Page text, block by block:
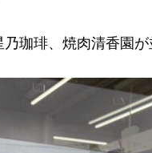
珈琲、焼肉清香園が